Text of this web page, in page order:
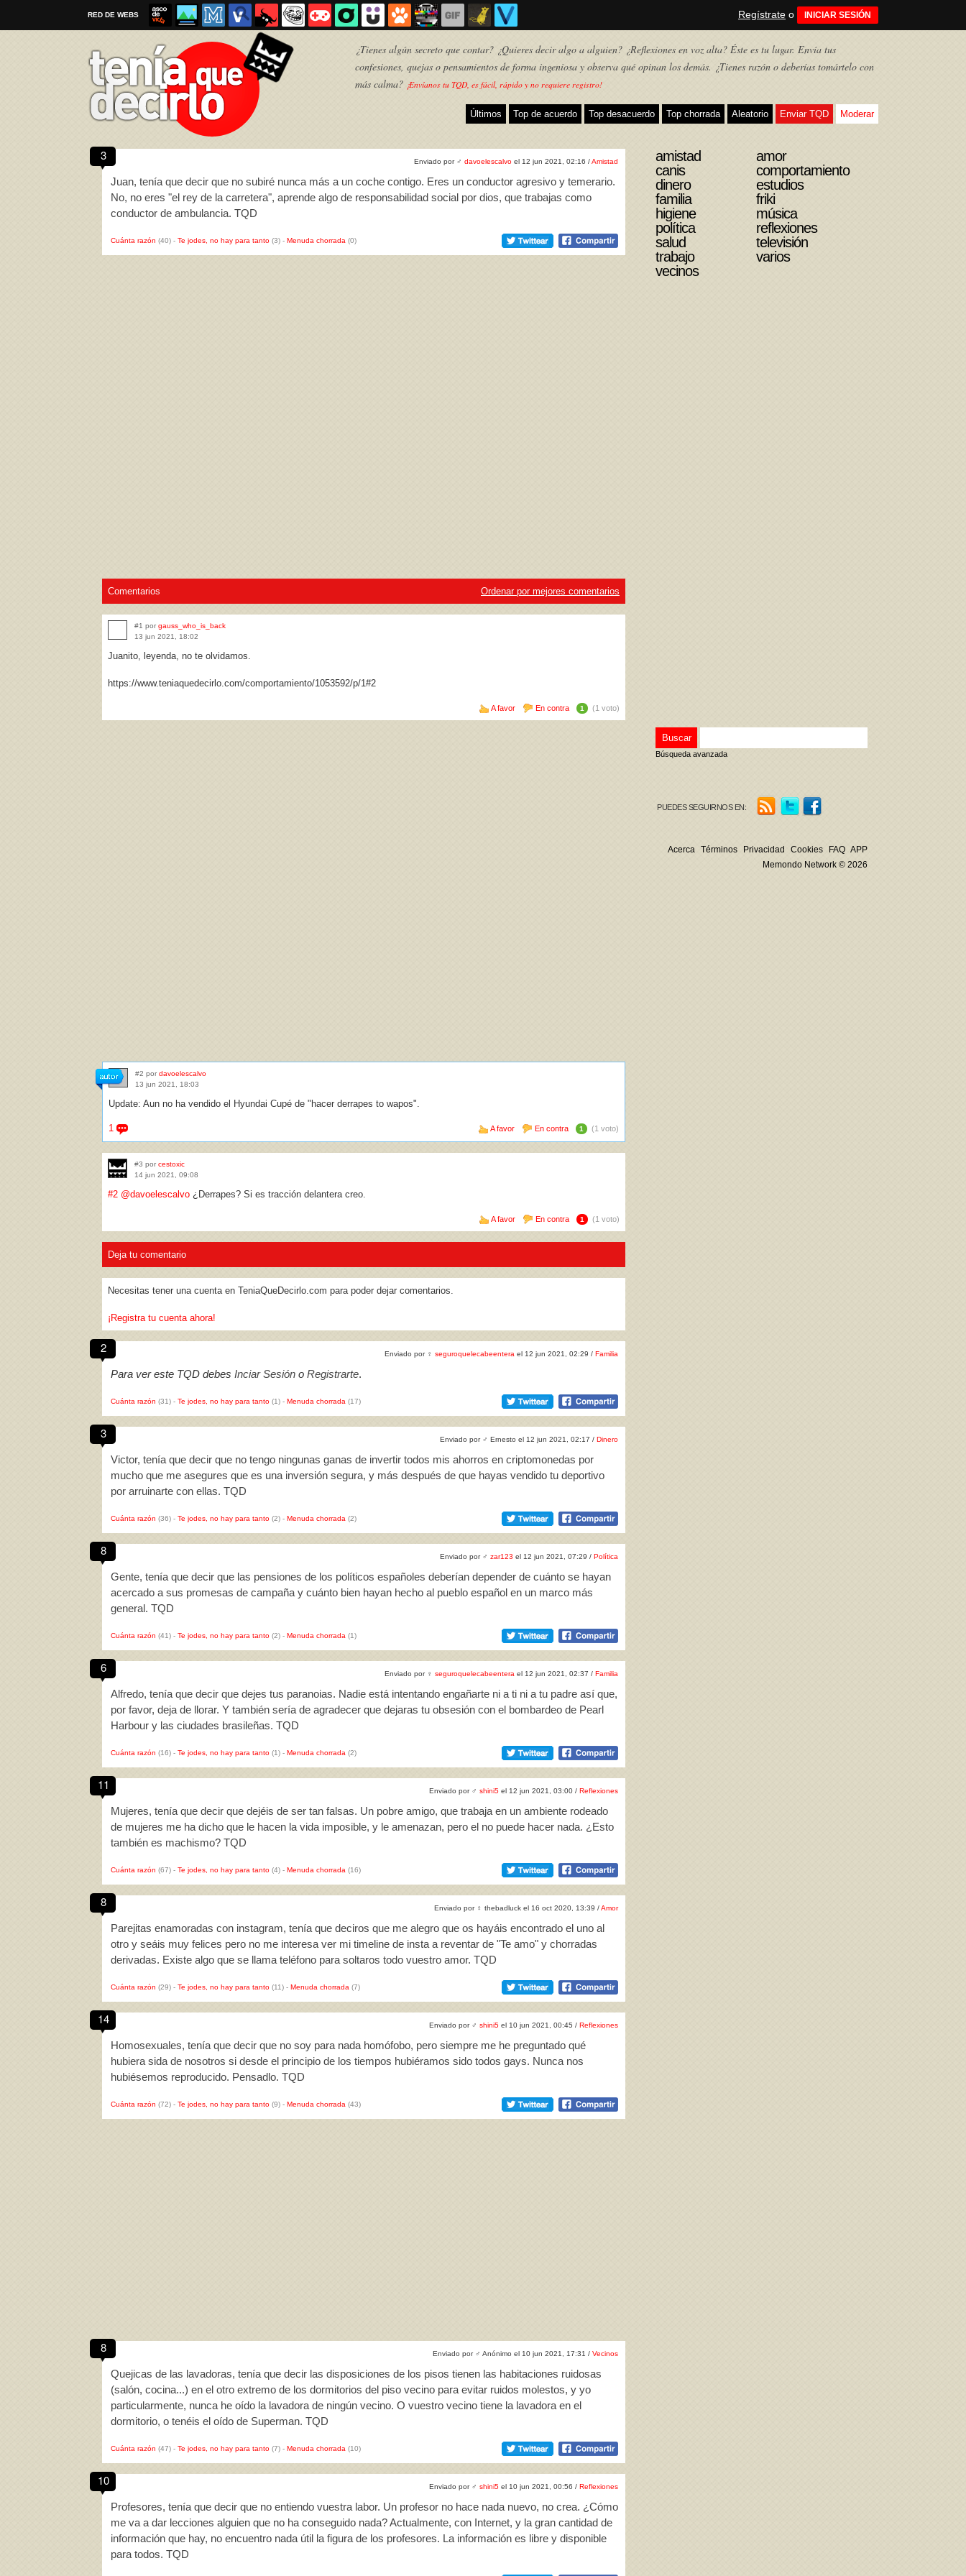
RED DE WEBS Regístrate o INICIAR SESIÓN
¿Tienes algún secreto que contar? ¿Quieres decir algo a alguien? ¿Reflexiones en voz alta? Éste es tu lugar. Envía tus
confesiones, quejas o pensamientos de forma ingeniosa y observa qué opinan los demás. ¿Tienes razón o deberías tomártelo con
más calma? ¡Envíanos tu TQD, es fácil, rápido y no requiere registro!
Últimos Top de acuerdo Top desacuerdo Top chorrada Aleatorio Enviar TQD Moderar
TQD
3 Enviado por ♂ davoelescalvo el 12 jun 2021, 02:16 /Amistad
Juan, tenía que decir que no subiré nunca más a un coche contigo. Eres un conductor agresivo y temerario.
No, no eres "el rey de la carretera", aprende algo de responsabilidad social por dios, que trabajas como
conductor de ambulancia. TQD
Cuánta razón (40) - Te jodes, no hay para tanto (3) - Menuda chorrada (0)
Comentarios Ordenar por mejores comentarios
#1 por gauss_who_is_back
13 jun 2021, 18:02
Juanito, leyenda, no te olvidamos.
https://www.teniaquedecirlo.com/comportamiento/1053592/p/1#2
A favor En contra 1 (1 voto)
#2 por davoelescalvo
13 jun 2021, 18:03
Update: Aun no ha vendido el Hyundai Cupé de "hacer derrapes to wapos".
1 A favor En contra 1 (1 voto)
#3 por cestoxic
14 jun 2021, 09:08
#2 @davoelescalvo ¿Derrapes? Si es tracción delantera creo.
A favor En contra 1 (1 voto)
Deja tu comentario
Necesitas tener una cuenta en TeniaQueDecirlo.com para poder dejar comentarios.
¡Registra tu cuenta ahora!
2 Enviado por ♀ seguroquelecabeentera el 12 jun 2021, 02:29 / Familia
Para ver este TQD debes Inciar Sesión o Registrarte.
Cuánta razón (31) - Te jodes, no hay para tanto (1) - Menuda chorrada (17)
3 Enviado por ♂ Ernesto el 12 jun 2021, 02:17 / Dinero
Victor, tenía que decir que no tengo ningunas ganas de invertir todos mis ahorros en criptomonedas por
mucho que me asegures que es una inversión segura, y más después de que hayas vendido tu deportivo
por arruinarte con ellas. TQD
Cuánta razón (36) - Te jodes, no hay para tanto (2) - Menuda chorrada (2)
8 Enviado por ♂ zar123 el 12 jun 2021, 07:29 / Política
Gente, tenía que decir que las pensiones de los políticos españoles deberían depender de cuánto se hayan
acercado a sus promesas de campaña y cuánto bien hayan hecho al pueblo español en un marco más
general. TQD
Cuánta razón (41) - Te jodes, no hay para tanto (2) - Menuda chorrada (1)
6 Enviado por ♀ seguroquelecabeentera el 12 jun 2021, 02:37 / Familia
Alfredo, tenía que decir que dejes tus paranoias. Nadie está intentando engañarte ni a ti ni a tu padre así que,
por favor, deja de llorar. Y también sería de agradecer que dejaras tu obsesión con el bombardeo de Pearl
Harbour y las ciudades brasileñas. TQD
Cuánta razón (16) - Te jodes, no hay para tanto (1) - Menuda chorrada (2)
11 Enviado por ♂ shini5 el 12 jun 2021, 03:00 / Reflexiones
Mujeres, tenía que decir que dejéis de ser tan falsas. Un pobre amigo, que trabaja en un ambiente rodeado
de mujeres me ha dicho que le hacen la vida imposible, y le amenazan, pero el no puede hacer nada. ¿Esto
también es machismo? TQD
Cuánta razón (67) - Te jodes, no hay para tanto (4) - Menuda chorrada (16)
8 Enviado por ♀ thebadluck el 16 oct 2020, 13:39 /Amor
Parejitas enamoradas con instagram, tenía que deciros que me alegro que os hayáis encontrado el uno al
otro y seáis muy felices pero no me interesa ver mi timeline de insta a reventar de "Te amo" y chorradas
derivadas. Existe algo que se llama teléfono para soltaros todo vuestro amor. TQD
Cuánta razón (29) - Te jodes, no hay para tanto (11) - Menuda chorrada (7)
14 Enviado por ♂ shini5 el 10 jun 2021, 00:45 / Reflexiones
Homosexuales, tenía que decir que no soy para nada homófobo, pero siempre me he preguntado qué
hubiera sida de nosotros si desde el principio de los tiempos hubiéramos sido todos gays. Nunca nos
hubiésemos reproducido. Pensadlo. TQD
Cuánta razón (72) - Te jodes, no hay para tanto (9) - Menuda chorrada (43)
8 Enviado por ♂ Anónimo el 10 jun 2021, 17:31 / Vecinos
Quejicas de las lavadoras, tenía que decir las disposiciones de los pisos tienen las habitaciones ruidosas
(salón, cocina...) en el otro extremo de los dormitorios del piso vecino para evitar ruidos molestos, y yo
particularmente, nunca he oído la lavadora de ningún vecino. O vuestro vecino tiene la lavadora en el
dormitorio, o tenéis el oído de Superman. TQD
Cuánta razón (47) - Te jodes, no hay para tanto (7) - Menuda chorrada (10)
10 Enviado por ♂ shini5 el 10 jun 2021, 00:56 / Reflexiones
Profesores, tenía que decir que no entiendo vuestra labor. Un profesor no hace nada nuevo, no crea. ¿Cómo
me va a dar lecciones alguien que no ha conseguido nada? Actualmente, con Internet, y la gran cantidad de
información que hay, no encuentro nada útil la figura de los profesores. La información es libre y disponible
para todos. TQD
amistad
amor
canis
comportamiento
dinero
estudios
familia
friki
higiene
música
política
reflexiones
salud
televisión
trabajo
varios
vecinos
Búsqueda avanzada
PUEDES SEGUIRNOS EN:
Acerca Términos Privacidad Cookies FAQ APP
Memondo Network © 2026